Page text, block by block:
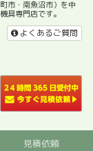
市・南魚沼市）を中
具専門店です。
よくあるご質問
見積依頼